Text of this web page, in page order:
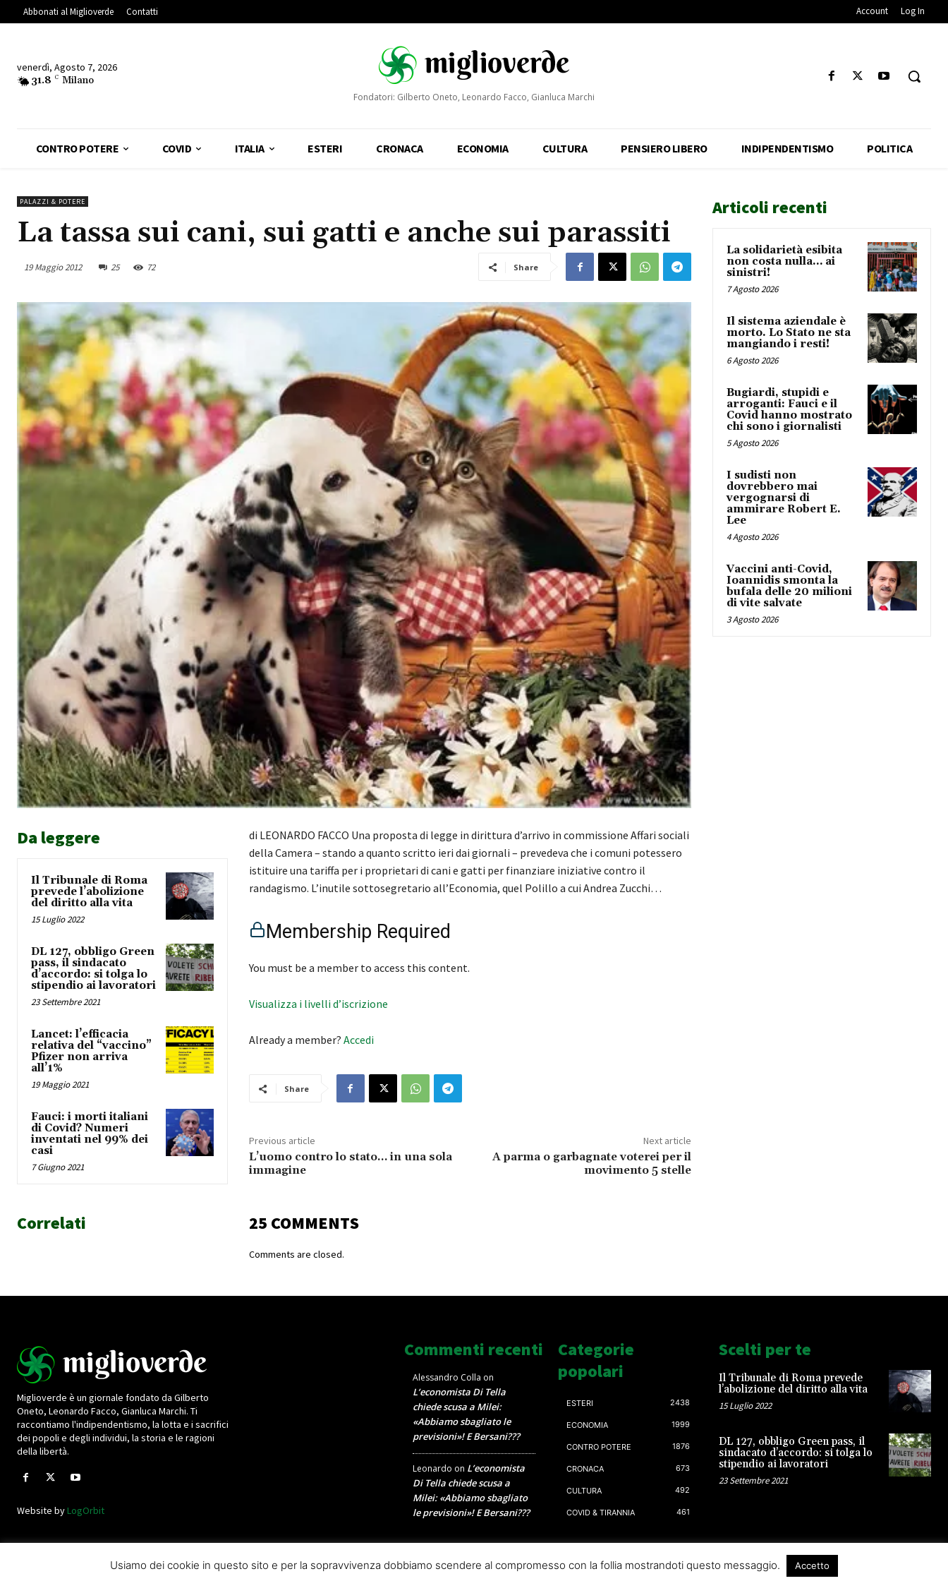
Abbonati al Miglioverde Contatti Account Log In
venerdì, Agosto 7, 2026
31.8 C Milano
Fondatori: Gilberto Oneto, Leonardo Facco, Gianluca Marchi
CONTRO POTERE COVID ITALIA ESTERI CRONACA ECONOMIA CULTURA PENSIERO LIBERO INDIPENDENTISMO POLITICA
PALAZZI & POTERE
La tassa sui cani, sui gatti e anche sui parassiti
19 Maggio 2012 25 72 Share
Da leggere
Il Tribunale di Roma
prevede l’abolizione
del diritto alla vita
15 Luglio 2022
DL 127, obbligo Green
pass, il sindacato
d’accordo: si tolga lo
stipendio ai lavoratori
23 Settembre 2021
Lancet: l’efficacia
relativa del “vaccino”
Pfizer non arriva
all’1%
19 Maggio 2021
Fauci: i morti italiani
di Covid? Numeri
inventati nel 99% dei
casi
7 Giugno 2021
di LEONARDO FACCO Una proposta di legge in dirittura d’arrivo in commissione Affari sociali
della Camera – stando a quanto scritto ieri dai giornali – prevedeva che i comuni potessero
istituire una tariffa per i proprietari di cani e gatti per finanziare iniziative contro il
randagismo. L’inutile sottosegretario all’Economia, quel Polillo a cui Andrea Zucchi…
Membership Required
You must be a member to access this content.
Visualizza i livelli d’iscrizione
Already a member? Accedi
Share
Previous article
L’uomo contro lo stato… in una sola
immagine
Next article
A parma o garbagnate voterei per il
movimento 5 stelle
Correlati 25 COMMENTS
Comments are closed.
Articoli recenti
La solidarietà esibita
non costa nulla… ai
sinistri!
7 Agosto 2026
Il sistema aziendale è
morto. Lo Stato ne sta
mangiando i resti!
6 Agosto 2026
Bugiardi, stupidi e
arroganti: Fauci e il
Covid hanno mostrato
chi sono i giornalisti
5 Agosto 2026
I sudisti non
dovrebbero mai
vergognarsi di
ammirare Robert E.
Lee
4 Agosto 2026
Vaccini anti-Covid,
Ioannidis smonta la
bufala delle 20 milioni
di vite salvate
3 Agosto 2026
Miglioverde è un giornale fondato da Gilberto
Oneto, Leonardo Facco, Gianluca Marchi. Ti
raccontiamo l'indipendentismo, la lotta e i sacrifici
dei popoli e degli individui, la storia e le ragioni
della libertà.
Website byLogOrbit
Commenti recenti
Alessandro Colla on
L’economista Di Tella
chiede scusa a Milei:
«Abbiamo sbagliato le
previsioni»! E Bersani???
Leonardo on L’economista
Di Tella chiede scusa a
Milei: «Abbiamo sbagliato
le previsioni»! E Bersani???
Categorie
popolari
ESTERI 2438
ECONOMIA 1999
CONTRO POTERE 1876
CRONACA 673
CULTURA 492
COVID & TIRANNIA 461
Scelti per te
Il Tribunale di Roma prevede
l’abolizione del diritto alla vita
15 Luglio 2022
DL 127, obbligo Green pass, il
sindacato d’accordo: si tolga lo
stipendio ai lavoratori
23 Settembre 2021
Usiamo dei cookie in questo sito e per la sopravvivenza dobbiamo scendere al compromesso con la follia mostrandoti questo messaggio. Accetto